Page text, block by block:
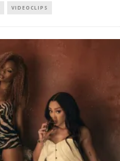
VIDEOCLIPS